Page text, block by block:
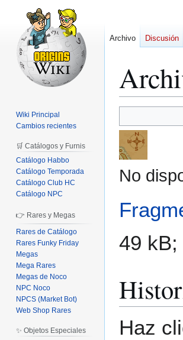
a
navegación
a
búsqueda
No
49
Haz
Archivo Discusión
Wiki Principal
Cambios recientes
🛒 Catálogos y Furnis
Catálogo Habbo
Catálogo Temporada
Catálogo Club HC
Catálogo NPC
👉 Rares y Megas
Rares de Catálogo
Rares Funky Friday
Megas
Mega Rares
Megas de Noco
NPC Noco
NPCS (Market Bot)
Web Shop Rares
✨ Objetos Especiales